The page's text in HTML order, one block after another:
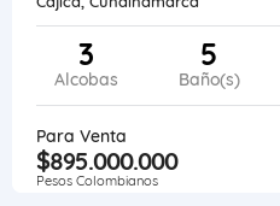
3
Alcobas
5
Baño(s)
Para Venta
$895.000.000
Pesos Colombianos